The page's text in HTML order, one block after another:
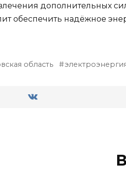
дополнительных
обеспечить надёжное
область